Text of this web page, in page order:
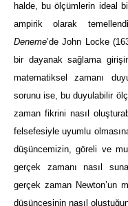
halde, bu ölçümlerin ideal
ampirik olarak
Deneme’de John Locke
bir dayanak sağlama
matematiksel zamanı
sorunu ise, bu duyulabilir
zaman fikrini nasıl
felsefesiyle uyumlu
düşüncemizin, göreli ve
gerçek zamanı nasıl
gerçek zaman Newton’un
düşüncesinin nasıl